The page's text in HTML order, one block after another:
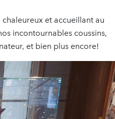
et accueillant au
incontournables coussins,
et bien plus encore!